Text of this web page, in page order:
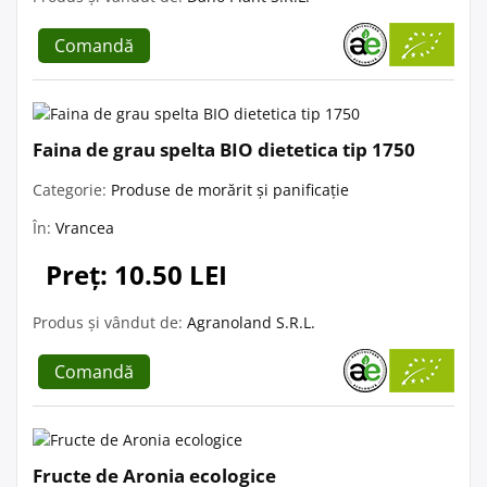
Comandă
Faina de grau spelta BIO dietetica tip 1750
Categorie: Produse de morărit și panificație
În: Vrancea
Preț: 10.50 LEI
Produs și vândut de: Agranoland S.R.L.
Comandă
Fructe de Aronia ecologice